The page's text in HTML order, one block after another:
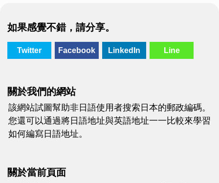
如果感覺不錯，請分享。
Twitter Facebook LinkedIn Line
關於我們的網站
該網站試圖幫助非日語使用者搜索日本的郵政編碼。
您還可以通過將日語地址與英語地址一一比較來學習
如何編寫日語地址。
關於當前頁面